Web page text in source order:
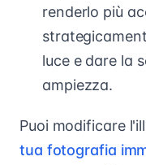
renderlo più
luce e dare la
ampiezza.
Puoi modificare
tua fotografia